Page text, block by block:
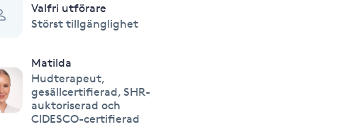
Valfri utförare
Störst tillgänglighet
Matilda
Hudterapeut,
gesällcertifierad, SHR-
auktoriserad och
CIDESCO-certifierad